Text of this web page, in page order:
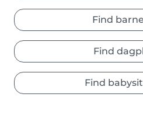
Find
Find
Find